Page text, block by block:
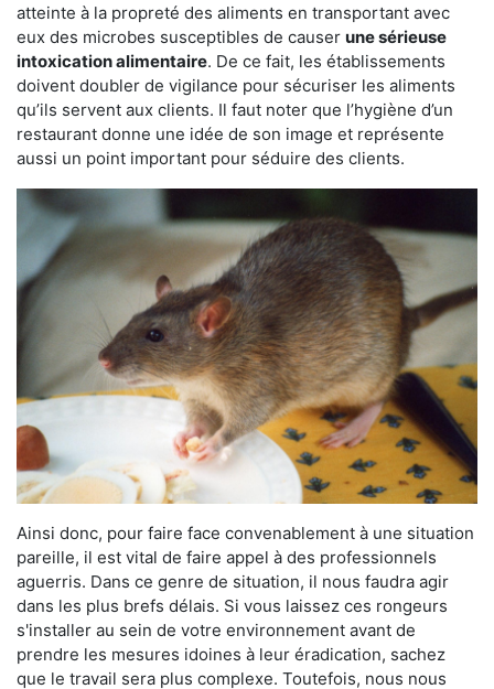
atteinte à la propreté des aliments en transportant avec
eux des microbes susceptibles de causer une sérieuse
intoxication alimentaire. De ce fait, les établissements
doivent doubler de vigilance pour sécuriser les aliments
qu’ils servent aux clients. Il faut noter que l’hygiène d’un
restaurant donne une idée de son image et représente
aussi un point important pour séduire des clients.
Ainsi donc, pour faire face convenablement à une situation
pareille, il est vital de faire appel à des professionnels
aguerris. Dans ce genre de situation, il nous faudra agir
dans les plus brefs délais. Si vous laissez ces rongeurs
s'installer au sein de votre environnement avant de
prendre les mesures idoines à leur éradication, sachez
que le travail sera plus complexe. Toutefois, nous nous